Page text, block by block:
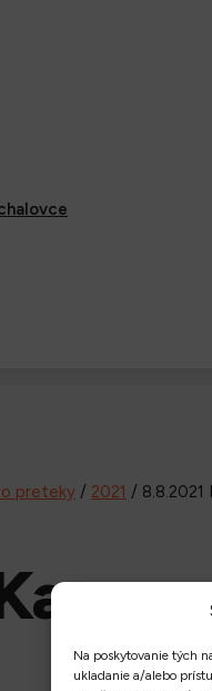
Na poskytovanie tých
ukladanie a/alebo
preteky / 2021 /